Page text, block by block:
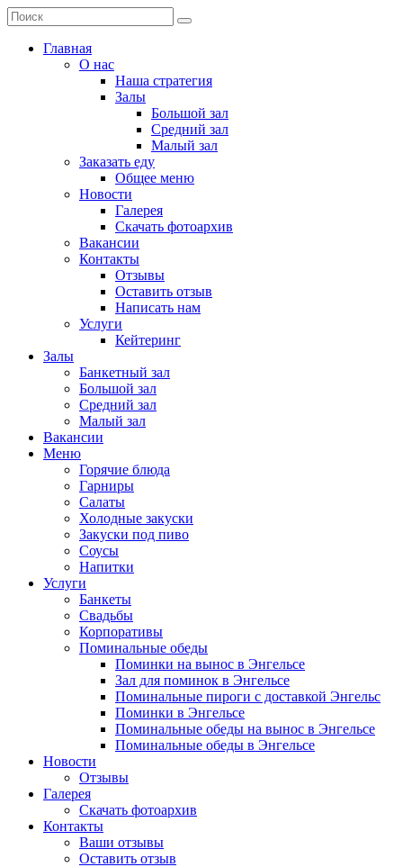
Главная
О нас
Наша стратегия
Залы
Большой зал
Средний зал
Малый зал
Заказать еду
Общее меню
Новости
Галерея
Скачать фотоархив
Вакансии
Контакты
Отзывы
Оставить отзыв
Написать нам
Услуги
Кейтеринг
Залы
Банкетный зал
Большой зал
Средний зал
Малый зал
Вакансии
Меню
Горячие блюда
Гарниры
Салаты
Холодные закуски
Закуски под пиво
Соусы
Напитки
Услуги
Банкеты
Свадьбы
Корпоративы
Поминальные обеды
Поминки на вынос в Энгельсе
Зал для поминок в Энгельсе
Поминальные пироги с доставкой Энгельс
Поминки в Энгельсе
Поминальные обеды на вынос в Энгельсе
Поминальные обеды в Энгельсе
Новости
Отзывы
Галерея
Скачать фотоархив
Контакты
Ваши отзывы
Оставить отзыв